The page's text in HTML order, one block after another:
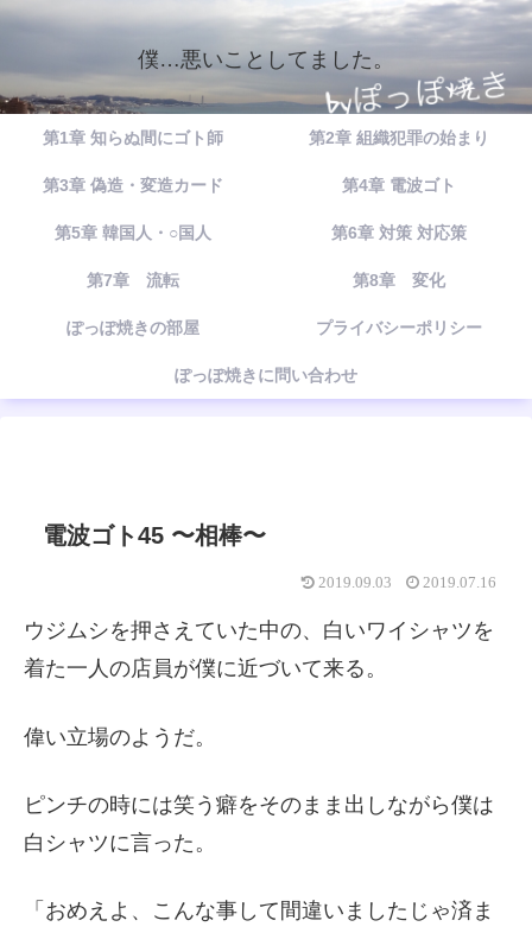
僕…悪いことしてました。
第1章 知らぬ間にゴト師 第2章 組織犯罪の始まり
第3章 偽造・変造カード 第4章 電波ゴト
第5章 韓国人・○国人 第6章 対策 対応策
第7章 流転 第8章 変化
ぽっぽ焼きの部屋 プライバシーポリシー
ぽっぽ焼きに問い合わせ
電波ゴト45 〜相棒〜
2019.09.03 2019.07.16
ウジムシを押さえていた中の、白いワイシャツを
着た一人の店員が僕に近づいて来る。
偉い立場のようだ。
ピンチの時には笑う癖をそのまま出しながら僕は
白シャツに言った。
「おめえよ、こんな事して間違いましたじゃ済ま